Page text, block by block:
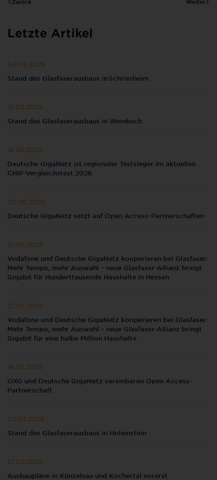
Letzte Artikel
04.08.2026
Stand des Glasfaserausbaus in Schriesheim
18.06.2026
Stand des Glasfaserausbaus in Weinbach
18.06.2026
Deutsche GigaNetz ist regionaler Testsieger im aktuellen
CHIP-Vergleichstest 2026
02.06.2026
Deutsche GigaNetz setzt auf Open Access-Partnerschaften
01.06.2026
Vodafone und Deutsche GigaNetz kooperieren bei Glasfaser:
Mehr Tempo, mehr Auswahl – neue Glasfaser-Allianz bringt
Gigabit für Hunderttausende Haushalte in Hessen
27.05.2026
Vodafone und Deutsche GigaNetz kooperieren bei Glasfaser:
Mehr Tempo, mehr Auswahl – neue Glasfaser-Allianz bringt
Gigabit für eine halbe Million Haushalte
19.05.2026
OXG und Deutsche GigaNetz vereinbaren Open Access-
Partnerschaft
07.04.2026
Stand des Glasfaserausbaus in Hohenstein
27.03.2026
Ausbaupläne in Künzelsau und Kochertal vorerst